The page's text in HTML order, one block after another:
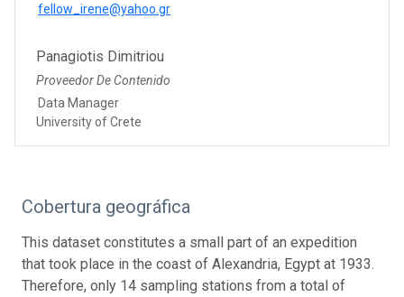
fellow_irene@yahoo.gr
Panagiotis Dimitriou
Proveedor De Contenido
Data Manager
University of Crete
Cobertura geográfica
This dataset constitutes a small part of an expedition
that took place in the coast of Alexandria, Egypt at 1933.
Therefore, only 14 sampling stations from a total of